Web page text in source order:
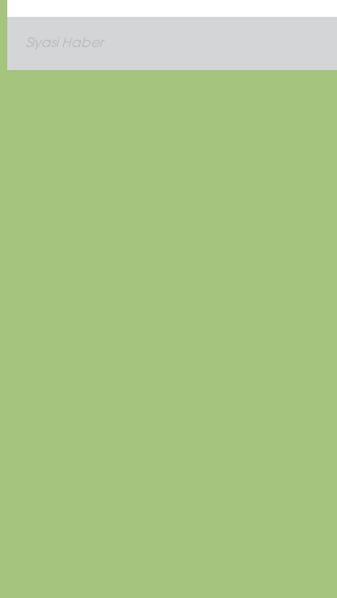
Siyasi Haber